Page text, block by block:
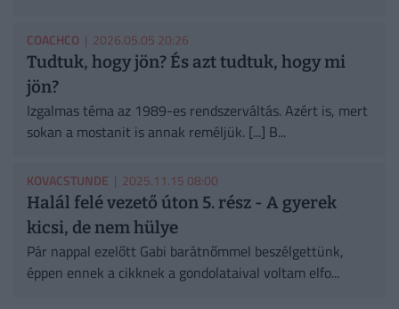
COACHCO | 2026.05.05 20:26
Tudtuk, hogy jön? És azt tudtuk, hogy mi
jön?
Izgalmas téma az 1989-es rendszerváltás. Azért is, mert
sokan a mostanit is annak reméljük. [...] B...
KOVACSTUNDE | 2025.11.15 08:00
Halál felé vezető úton 5. rész - A gyerek
kicsi, de nem hülye
Pár nappal ezelőtt Gabi barátnőmmel beszélgettünk,
éppen ennek a cikknek a gondolataival voltam elfo...